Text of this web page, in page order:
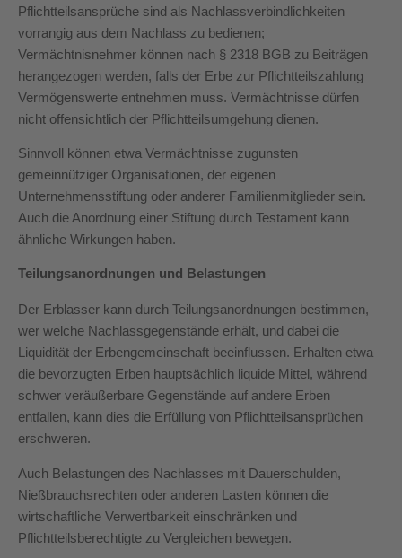
Pflichtteilsansprüche sind als Nachlassverbindlichkeiten
vorrangig aus dem Nachlass zu bedienen;
Vermächtnisnehmer können nach § 2318 BGB zu Beiträgen
herangezogen werden, falls der Erbe zur Pflichtteilszahlung
Vermögenswerte entnehmen muss. Vermächtnisse dürfen
nicht offensichtlich der Pflichtteilsumgehung dienen.
Sinnvoll können etwa Vermächtnisse zugunsten
gemeinnütziger Organisationen, der eigenen
Unternehmensstiftung oder anderer Familienmitglieder sein.
Auch die Anordnung einer Stiftung durch Testament kann
ähnliche Wirkungen haben.
Teilungsanordnungen und Belastungen
Der Erblasser kann durch Teilungsanordnungen bestimmen,
wer welche Nachlassgegenstände erhält, und dabei die
Liquidität der Erbengemeinschaft beeinflussen. Erhalten etwa
die bevorzugten Erben hauptsächlich liquide Mittel, während
schwer veräußerbare Gegenstände auf andere Erben
entfallen, kann dies die Erfüllung von Pflichtteilsansprüchen
erschweren.
Auch Belastungen des Nachlasses mit Dauerschulden,
Nießbrauchsrechten oder anderen Lasten können die
wirtschaftliche Verwertbarkeit einschränken und
Pflichtteilsberechtigte zu Vergleichen bewegen.